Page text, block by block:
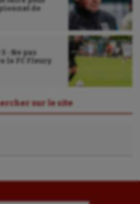
de
: Ne pas
le FC Fleury
sur le site